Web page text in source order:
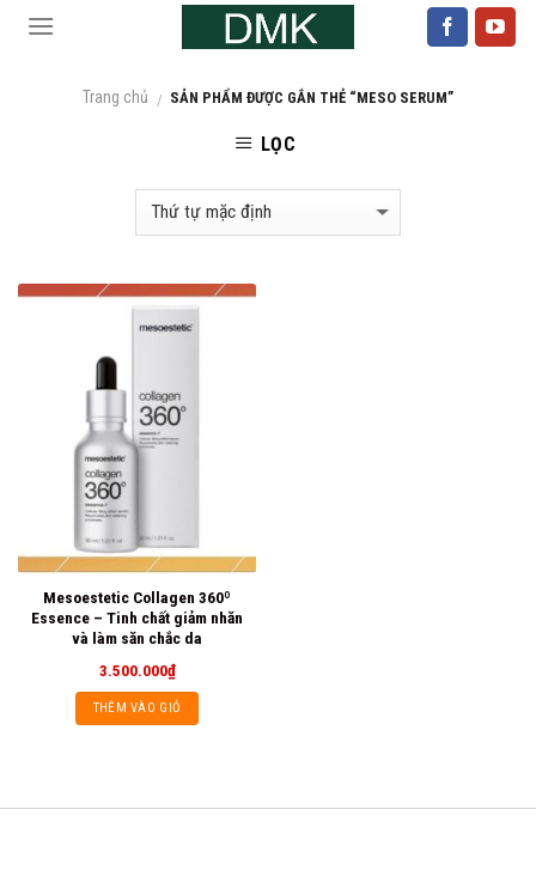
Skip
Trang chủ / SẢN PHẨM ĐƯỢC GẮN THẺ “MESO SERUM”
LỌC
Mesoestetic Collagen 360º
Essence – Tinh chất giảm nhăn
và làm săn chắc da
3.500.000₫
THÊM VÀO GIỎ